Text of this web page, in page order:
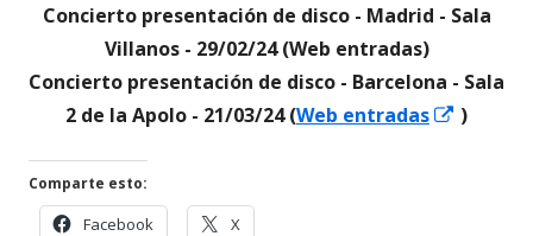
Concierto presentación de disco - Madrid - Sala
Villanos - 29/02/24 (Web entradas)
Concierto presentación de disco - Barcelona - Sala
2 de la Apolo - 21/03/24 (Web entradas
Abrir
)
Comparte esto:
Facebook X